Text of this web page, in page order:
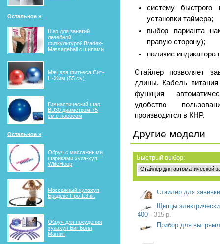
Остальное »
Шар для занятий
лечебной
физкультурой Bradex-
Massageball с шипами
Мяч для фитнеса Сит-
Н-Жим (55 см)
Гимнастический шар
BD30 диаметром 75
см с насосом
Остальное »
Обруч с массажными
шариками хула-хуп
WideHoop
Массажный хулахуп
Брадекс Про 1,3 кг.
Обруч для похудения
хулахуп Биг Болл
Магнит
систему быстрого
установки таймера;
выбор варианта
правую сторону);
наличие индикатора
Стайлер позволяет
длины. Кабель
функция
удобство
производится в КНР.
Другие модели
Быстрый выбор:
Стайлер для
Щипцы
400 - 315 р.
Прибор для